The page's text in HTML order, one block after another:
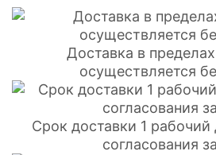
Доставка в
осуществляется
Срок доставки 1
согласования